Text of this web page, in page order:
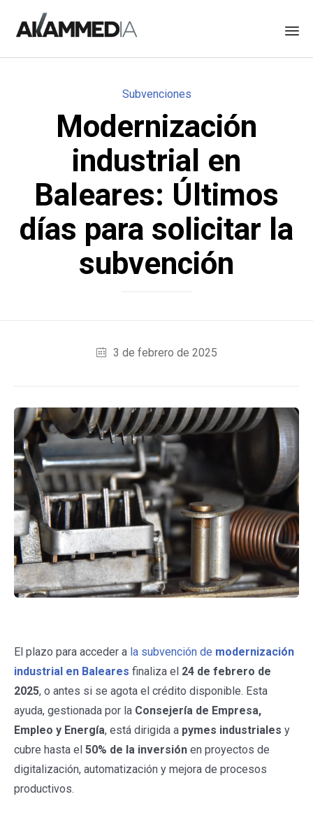
content
Modernización
industrial en
Baleares: Últimos
días para solicitar la
subvención
Category
Subvenciones
3 de febrero de 2025
El plazo para acceder a la subvención de modernización
industrial en Baleares finaliza el 24 de febrero de
2025, o antes si se agota el crédito disponible. Esta
ayuda, gestionada por la Consejería de Empresa,
Empleo y Energía, está dirigida a pymes industriales y
cubre hasta el 50% de la inversión en proyectos de
digitalización, automatización y mejora de procesos
productivos.